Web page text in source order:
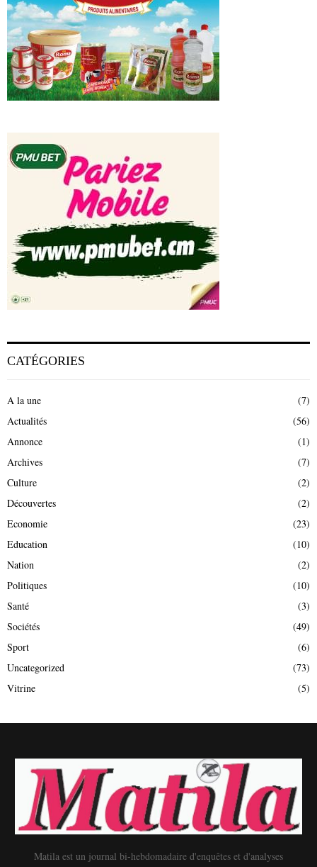
CATÉGORIES
A la une
(7)
Actualités
(56)
Annonce
(1)
Archives
(7)
Culture
(2)
Découvertes
(2)
Economie
(23)
Education
(10)
Nation
(2)
Politiques
(10)
Santé
(3)
Sociétés
(49)
Sport
(6)
Uncategorized
(73)
Vitrine
(5)
Matila est un journal bi-hebdomadaire d'enquêtes et d'analyses